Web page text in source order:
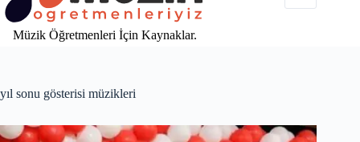
Müzik Öğretmenleri İçin Kaynaklar.
yıl sonu gösterisi müzikleri